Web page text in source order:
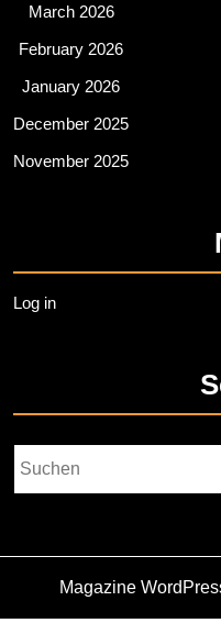
March 2026
February 2026
January 2026
December 2025
November 2025
Log in
Magazine